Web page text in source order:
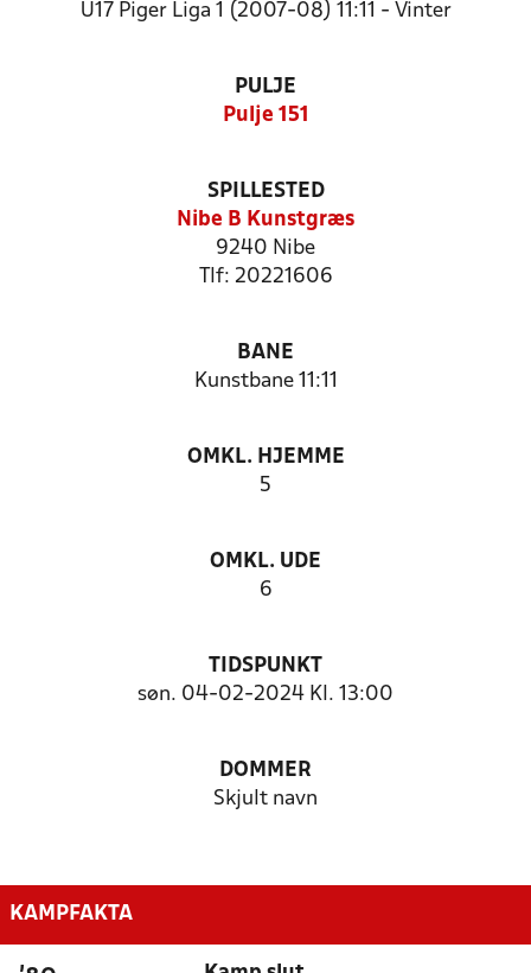
U17 Piger Liga 1 (2007-08) 11:11 - Vinter
PULJE
Pulje 151
SPILLESTED
Nibe B Kunstgræs
9240 Nibe
Tlf: 20221606
BANE
Kunstbane 11:11
OMKL. HJEMME
5
OMKL. UDE
6
TIDSPUNKT
søn. 04-02-2024 Kl. 13:00
DOMMER
Skjult navn
KAMPFAKTA